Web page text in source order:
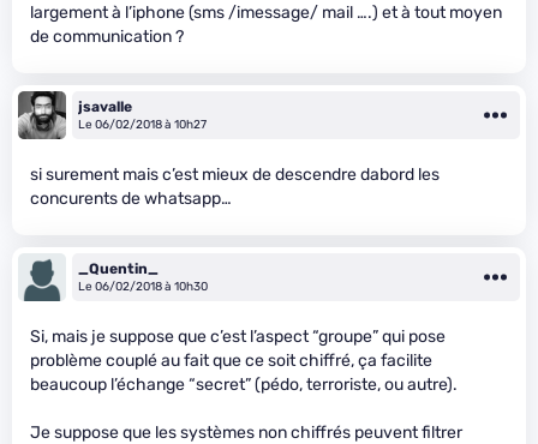
largement à l’iphone (sms /imessage/ mail ….) et à tout moyen
de communication ?
jsavalle
Le 06/02/2018 à 10h27
si surement mais c’est mieux de descendre dabord les
concurents de whatsapp…
_Quentin_
Le 06/02/2018 à 10h30
Si, mais je suppose que c’est l’aspect “groupe” qui pose
problème couplé au fait que ce soit chiffré, ça facilite
beaucoup l’échange “secret” (pédo, terroriste, ou autre).
Je suppose que les systèmes non chiffrés peuvent filtrer